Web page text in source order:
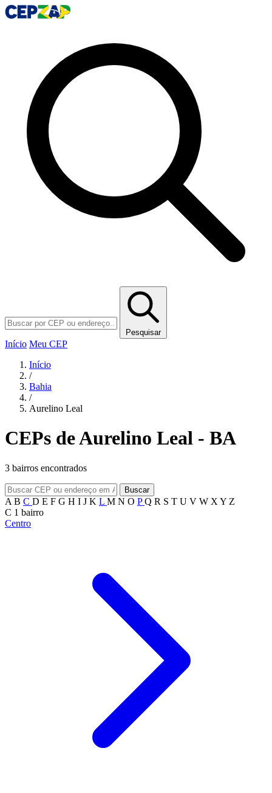
Pesquisar
Início Meu CEP
Início
/
Bahia
/
Aurelino Leal
CEPs de Aurelino Leal - BA
3 bairros encontrados
Buscar
A B C D E F G H I J K L M N O PQ R S T U V W X Y Z
C 1 bairro
Centro